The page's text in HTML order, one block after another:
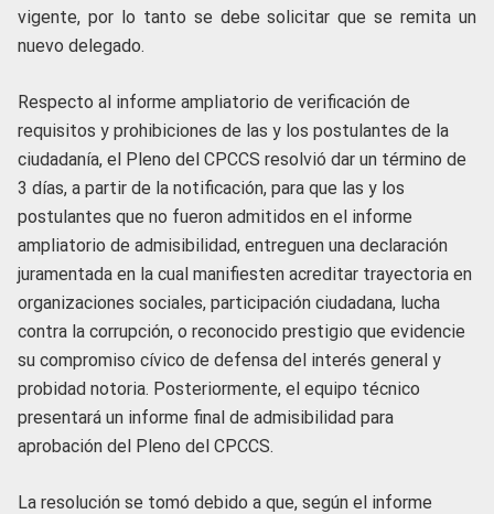
vigente, por lo tanto se debe solicitar que se remita un
nuevo delegado.
Respecto al informe ampliatorio de verificación de
requisitos y prohibiciones de las y los postulantes de la
ciudadanía, el Pleno del CPCCS resolvió dar un término de
3 días, a partir de la notificación, para que las y los
postulantes que no fueron admitidos en el informe
ampliatorio de admisibilidad, entreguen una declaración
juramentada en la cual manifiesten acreditar trayectoria en
organizaciones sociales, participación ciudadana, lucha
contra la corrupción, o reconocido prestigio que evidencie
su compromiso cívico de defensa del interés general y
probidad notoria. Posteriormente, el equipo técnico
presentará un informe final de admisibilidad para
aprobación del Pleno del CPCCS.
La resolución se tomó debido a que, según el informe